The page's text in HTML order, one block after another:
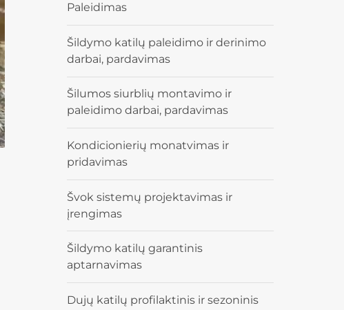
Paleidimas
Šildymo katilų paleidimo ir derinimo
darbai, pardavimas
Šilumos siurblių montavimo ir
paleidimo darbai, pardavimas
Kondicionierių monatvimas ir
pridavimas
Švok sistemų projektavimas ir
įrengimas
Šildymo katilų garantinis
aptarnavimas
Dujų katilų profilaktinis ir sezoninis